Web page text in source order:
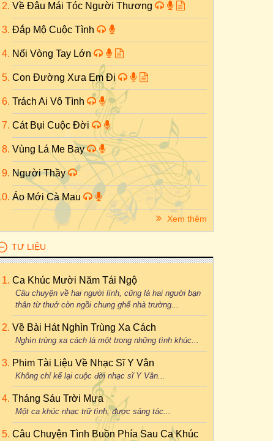
Về Đâu Mái Tóc Người Thương
Đắp Mộ Cuộc Tình
Nối Vòng Tay Lớn
Con Đường Xưa Em Đi
Trách Ai Vô Tình
Cát Bụi Cuộc Đời
Vùng Lá Me Bay
Người Thầy
Áo Mới Cà Mau
Xem thêm
TƯ LIỆU
Ca Khúc Mười Năm Tái Ngộ
Câu chuyện về hai người lính, cũng là hai người bạn
thân từ thuở còn ngồi chung ghế nhà trường...
Về Bài Hát Nghìn Trùng Xa Cách
Nghìn trùng xa cách là một trong những tình khúc...
Phim Tài Liệu Về Nhạc Sĩ Y Vân
Không chỉ kể lại cuộc đời nhạc sĩ Y Vân...
Tháng Sáu Trời Mưa
Một ca khúc nhạc trữ tình, được sáng tác...
Câu Chuyện Tình Buồn Phía Sau Ca Khúc